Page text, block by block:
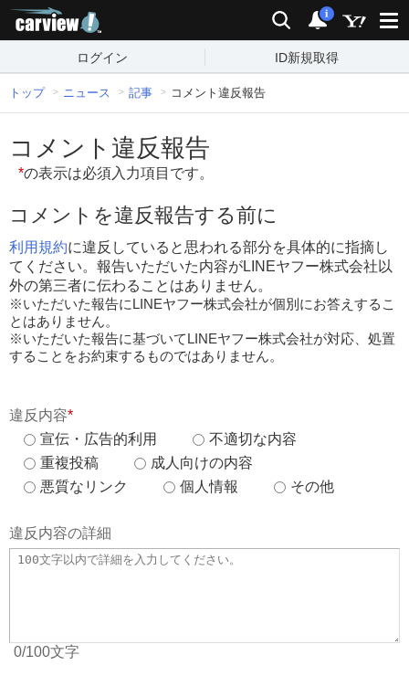
検索 通知
i
ログイン ID新規取得
トップ ニュース 記事 コメント違反報告
コメント違反報告
*の表示は必須入力項目です。
コメントを違反報告する前に
利用規約に違反していると思われる部分を具体的に指摘し
てください。報告いただいた内容がLINEヤフー株式会社以
外の第三者に伝わることはありません。
※いただいた報告にLINEヤフー株式会社が個別にお答えするこ
とはありません。
※いただいた報告に基づいてLINEヤフー株式会社が対応、処置
することをお約束するものではありません。
違反内容*
宣伝・広告的利用
不適切な内容
重複投稿
成人向けの内容
悪質なリンク
個人情報 その他
違反内容の詳細
0/100文字